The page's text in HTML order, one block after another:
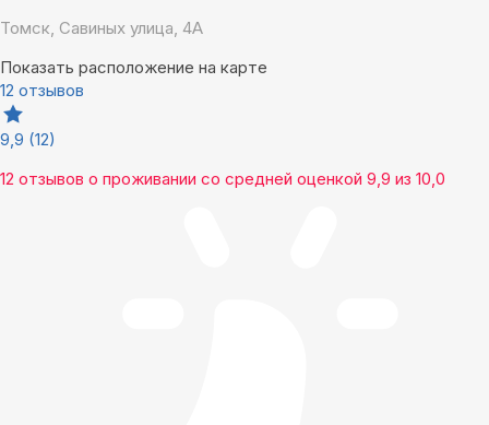
Томск, Савиных улица, 4А
Показать расположение на карте
12 отзывов
9,9 (12)
12 отзывов о проживании со средней оценкой 9,9 из 10,0